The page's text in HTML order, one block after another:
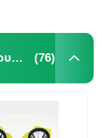
Ασύρματο φωτιστικό καπάκι εξόρυξης (76)